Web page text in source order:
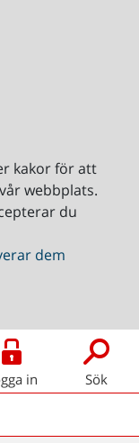
kakor för att
webbplats.
du
dem
in Sök